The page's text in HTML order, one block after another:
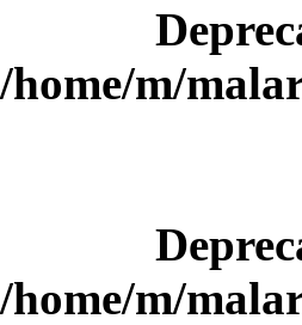
/home/m/
/home/m/